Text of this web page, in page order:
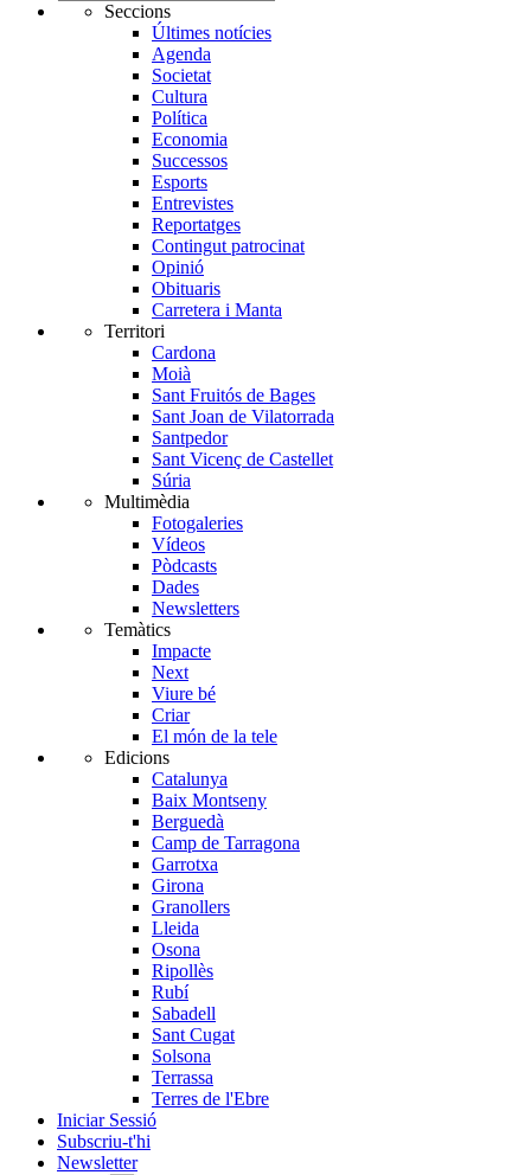
Seccions
Últimes notícies
Agenda
Societat
Cultura
Política
Economia
Successos
Esports
Entrevistes
Reportatges
Contingut patrocinat
Opinió
Obituaris
Carretera i Manta
Territori
Cardona
Moià
Sant Fruitós de Bages
Sant Joan de Vilatorrada
Santpedor
Sant Vicenç de Castellet
Súria
Multimèdia
Fotogaleries
Vídeos
Pòdcasts
Dades
Newsletters
Temàtics
Impacte
Next
Viure bé
Criar
El món de la tele
Edicions
Catalunya
Baix Montseny
Berguedà
Camp de Tarragona
Garrotxa
Girona
Granollers
Lleida
Osona
Ripollès
Rubí
Sabadell
Sant Cugat
Solsona
Terrassa
Terres de l'Ebre
Iniciar Sessió
Subscriu-t'hi
Newsletter